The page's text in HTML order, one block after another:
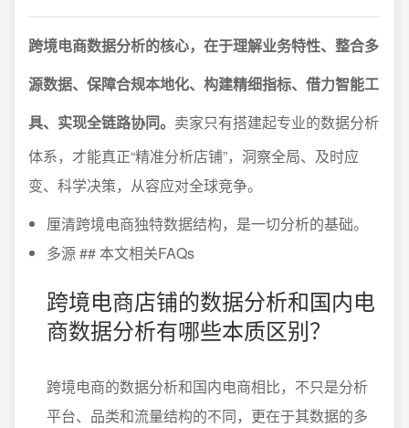
跨境电商数据分析的核心，在于理解业务特性、整合多
源数据、保障合规本地化、构建精细指标、借力智能工
具、实现全链路协同。 卖家只有搭建起专业的数据分析
体系，才能真正“精准分析店铺”，洞察全局、及时应
变、科学决策，从容应对全球竞争。
厘清跨境电商独特数据结构，是一切分析的基础。
多源 ## 本文相关FAQs
跨境电商店铺的数据分析和国内电
商数据分析有哪些本质区别？
跨境电商的数据分析和国内电商相比，不只是分析
平台、品类和流量结构的不同，更在于其数据的多